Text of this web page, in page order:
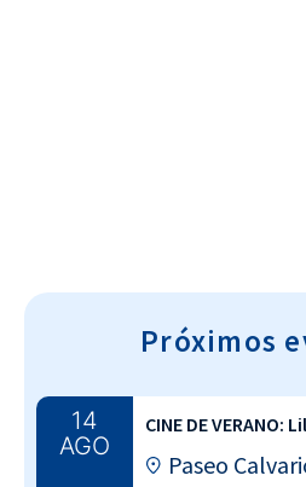
Próximos
14
AGO
CINE DE VERANO:
Paseo